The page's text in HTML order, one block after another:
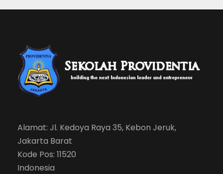
Alamat: Jl. Kedoya Raya 35, Kebon Jeruk,
Jakarta Barat
Kode Pos: 11520
Indonesia